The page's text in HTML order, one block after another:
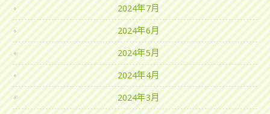
2024年7月
2024年6月
2024年5月
2024年4月
2024年3月